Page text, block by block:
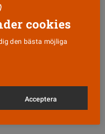
är att de slutat med
att den inte används
bra för miljön och
system, säger Toni
cookies
den bästa möjliga
Acceptera